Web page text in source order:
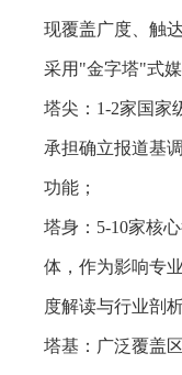
现覆盖广度、触
采用"金字塔"式媒
塔尖：1-2家国家
承担确立报道基
功能；
塔身：5-10家核
体，作为影响专
度解读与行业剖
塔基：广泛覆盖